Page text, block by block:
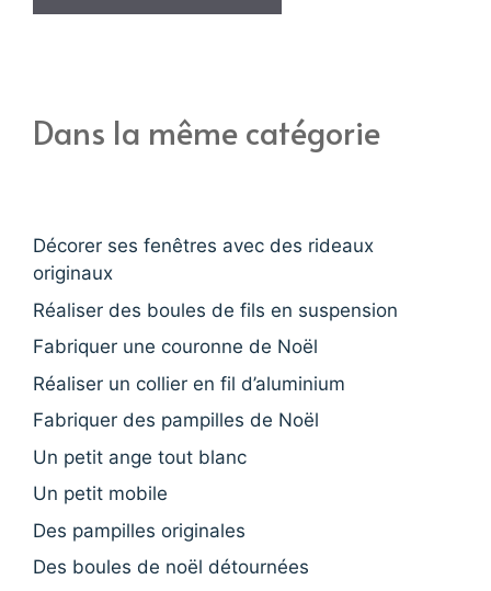
Dans la même catégorie
Décorer ses fenêtres avec des rideaux
originaux
Réaliser des boules de fils en suspension
Fabriquer une couronne de Noël
Réaliser un collier en fil d’aluminium
Fabriquer des pampilles de Noël
Un petit ange tout blanc
Un petit mobile
Des pampilles originales
Des boules de noël détournées